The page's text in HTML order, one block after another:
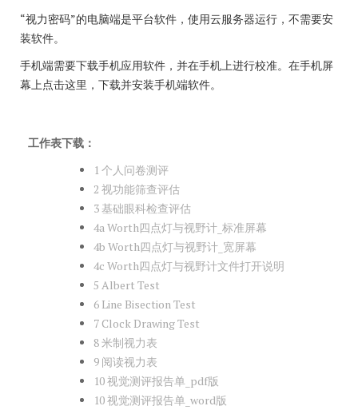
“视力密码”的电脑端是平台软件，使用云服务器运行，不需要安
装软件。
手机端需要下载手机应用软件，并在手机上进行校准。在手机屏
幕上点击这里，下载并安装手机端软件。
工作表下载：
1 个人问卷测评
2 视功能筛查评估
3 基础眼科检查评估
4a Worth四点灯与视野计_标准屏幕
4b Worth四点灯与视野计_宽屏幕
4c Worth四点灯与视野计文件打开说明
5 Albert Test
6 Line Bisection Test
7 Clock Drawing Test
8 米制视力表
9 阅读视力表
10 视觉测评报告单_pdf版
10 视觉测评报告单_word版